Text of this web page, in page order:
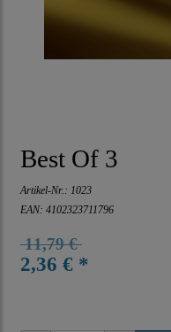
Best Of 3
Artikel-Nr.: 1023
EAN: 4102323711796
11,79 €
2,36 € *